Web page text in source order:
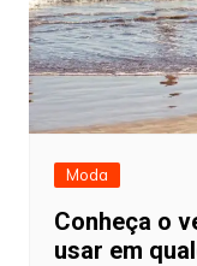
Moda
Conheça o
usar em